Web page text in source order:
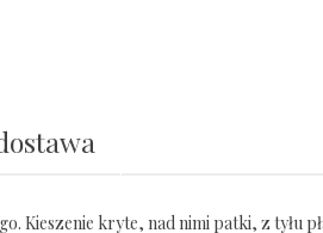
Kieszenie kryte, nad nimi patki, z tyłu